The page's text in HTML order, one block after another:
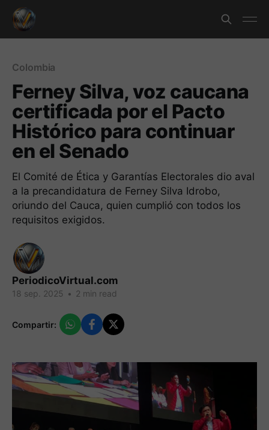
Colombia
Ferney Silva, voz caucana
certificada por el Pacto
Histórico para continuar
en el Senado
El Comité de Ética y Garantías Electorales dio aval
a la precandidatura de Ferney Silva Idrobo,
oriundo del Cauca, quien cumplió con todos los
requisitos exigidos.
PeriodicoVirtual.com
18 sep. 2025 • 2 min read
Compartir: